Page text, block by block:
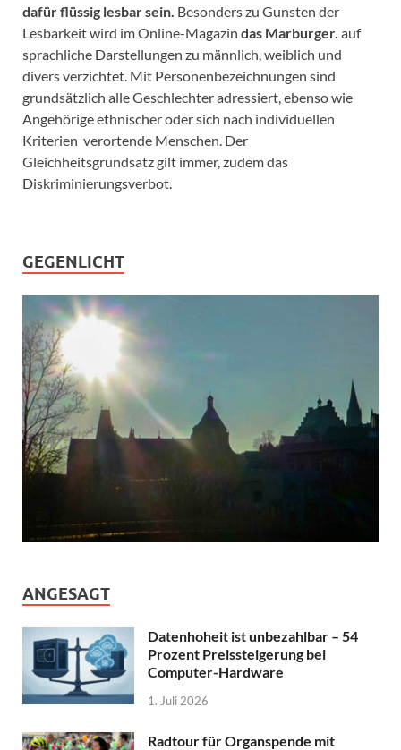
dafür flüssig lesbar sein. Besonders zu Gunsten der
Lesbarkeit wird im Online-Magazin das Marburger. auf
sprachliche Darstellungen zu männlich, weiblich und
divers verzichtet. Mit Personenbezeichnungen sind
grundsätzlich alle Geschlechter adressiert, ebenso wie
Angehörige ethnischer oder sich nach individuellen
Kriterien verortende Menschen. Der
Gleichheitsgrundsatz gilt immer, zudem das
Diskriminierungsverbot.
GEGENLICHT
ANGESAGT
Datenhoheit ist unbezahlbar – 54
Prozent Preissteigerung bei
Computer-Hardware
1. Juli 2026
Radtour für Organspende mit